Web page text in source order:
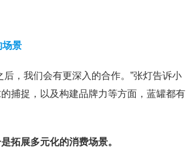
场景
，我们会有更深入的合作。”张灯告诉小
捕捉，以及构建品牌力等方面，蓝罐都有
拓展多元化的消费场景。